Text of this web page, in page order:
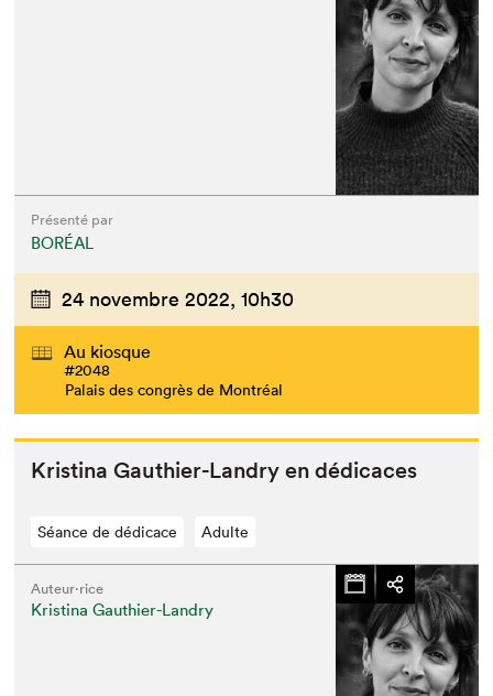
Présenté par
BORÉAL
24 novembre 2022, 10h30
Au kiosque
#2048
Palais des congrès de Montréal
Kristi­na Gau­thi­er-Landry en dédicaces
Séance de dédicace Adulte
Auteur·rice
Kristina Gauthier-Landry